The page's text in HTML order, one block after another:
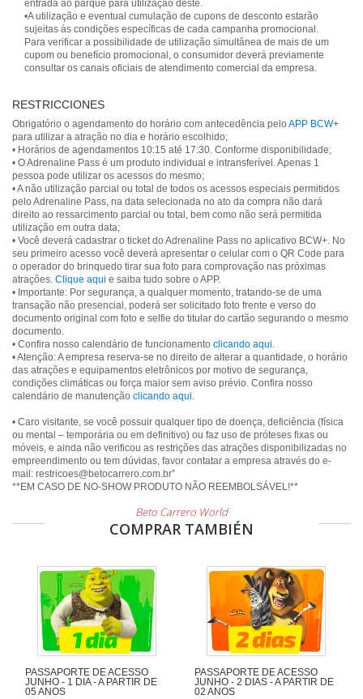
entrada ao parque para utilização deste.
•A utilização e eventual cumulação de cupons de desconto estarão
sujeitas às condições específicas de cada campanha promocional.
Para verificar a possibilidade de utilização simultânea de mais de um
cupom ou benefício promocional, o consumidor deverá previamente
consultar os canais oficiais de atendimento comercial da empresa.
RESTRICCIONES
Obrigatório o agendamento do horário com antecedência pelo APP BCW+
para utilizar a atração no dia e horário escolhido;
• Horários de agendamentos 10:15 até 17:30. Conforme disponibilidade;
• O Adrenaline Pass é um produto individual e intransferível. Apenas 1
pessoa pode utilizar os acessos do mesmo;
• A não utilização parcial ou total de todos os acessos especiais permitidos
pelo Adrenaline Pass, na data selecionada no ato da compra não dará
direito ao ressarcimento parcial ou total, bem como não será permitida
utilização em outra data;
• Você deverá cadastrar o ticket do Adrenaline Pass no aplicativo BCW+. No
seu primeiro acesso você deverá apresentar o celular com o QR Code para
o operador do brinquedo tirar sua foto para comprovação nas próximas
atrações. Clique aqui e saiba tudo sobre o APP.
• Importante: Por segurança, a qualquer momento, tratando-se de uma
transação não presencial, poderá ser solicitado foto frente e verso do
documento original com foto e selfie do titular do cartão segurando o mesmo
documento.
• Confira nosso calendário de funcionamento clicando aqui.
• Atenção: A empresa reserva-se no direito de alterar a quantidade, o horário
das atrações e equipamentos eletrônicos por motivo de segurança,
condições climáticas ou força maior sem aviso prévio. Confira nosso
calendário de manutenção clicando aqui.
• Caro visitante, se você possuir qualquer tipo de doença, deficiência (física
ou mental – temporária ou em definitivo) ou faz uso de próteses fixas ou
móveis, e ainda não verificou as restrições das atrações disponibilizadas no
empreendimento ou tem dúvidas, favor contatar a empresa através do e-
mail: restricoes@betocarrero.com.br”
Beto Carrero World
COMPRAR TAMBIÉN
PASSAPORTE DE ACESSO
JUNHO - 1 DIA - A PARTIR DE
05 ANOS
PASSAPORTE DE ACESSO
JUNHO - 2 DIAS - A PARTIR DE
02 ANOS